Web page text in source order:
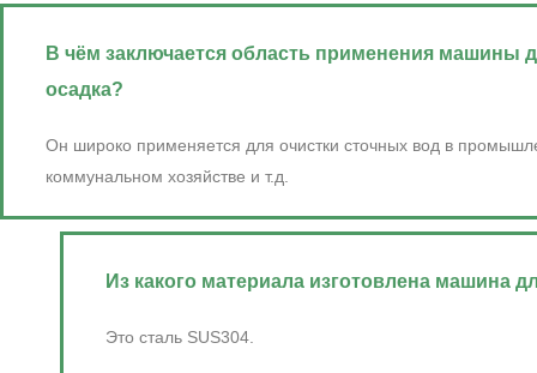
В чём заключается область применения машины
осадка?
Он широко применяется для очистки сточных вод в
коммунальном хозяйстве и т.д.
Из какого материала изготовлена ​​машина
Это сталь SUS304.